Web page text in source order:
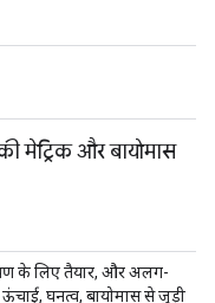
मेट्रिक और बायोमास
के लिए तैयार, और अलग-
घनत्व, बायोमास से जुड़ी